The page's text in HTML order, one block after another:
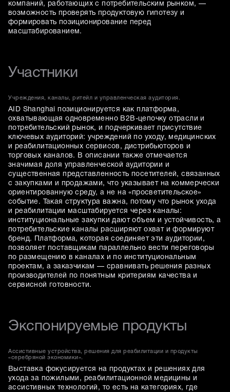
компаний, работающих с потребительским рынком, —
возможность проверять продуктовую гипотезу и
формировать позиционирование перед
масштабированием.
Участники
Учреждения, каналы, ритейл и управленческая аудитория.
AID Shanghai позиционируется как платформа,
охватывающая одновременно B2B-цепочку отрасли и
потребительский рынок, и подчеркивает присутствие
ключевых аудиторий: учреждений по уходу, медицинских
и реабилитационных сервисов, дистрибьюторов и
торговых каналов. В описании также отмечается
значимая доля управленческой аудитории и
существенная представленность посетителей, связанных
с закупками и продажами, что указывает на коммерчески
ориентированную среду, а не на «просветительское»
событие. Такая структура важна, потому что рынок ухода
и реабилитации масштабируется через каналы:
институциональные закупки дают объем и устойчивость, а
потребительские каналы расширяют охват и формируют
бренд. Платформа, которая соединяет эти аудитории,
позволяет поставщикам параллельно вести переговоры
по размещению в каналах и по институциональным
проектам, а заказчикам — сравнивать решения разных
производителей по понятным критериям качества и
сервисной готовности.
Экспонируемые продукты
Ассистивные устройства, решения для реабилитации и продукты
«серебряной экономики».
Выставка фокусируется на продуктах и решениях для
ухода за пожилыми, реабилитационной медицины и
ассистивных технологий, то есть на категориях, где